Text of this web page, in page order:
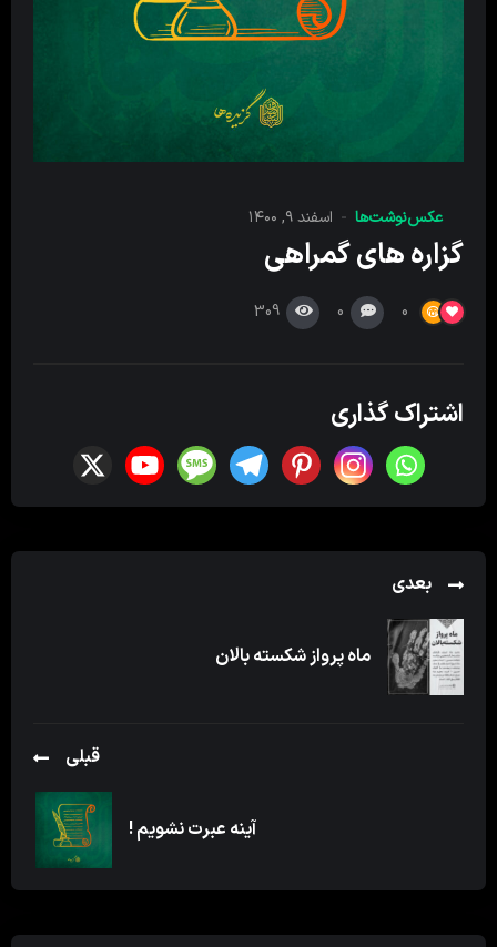
عکس‌نوشت‌ها اسفند ۹, ۱۴۰۰
گزاره های گمراهی
0
0
309
اشتراک گذاری
بعدی
ماه پرواز شکسته بالان
قبلی
آینه عبرت نشویم !